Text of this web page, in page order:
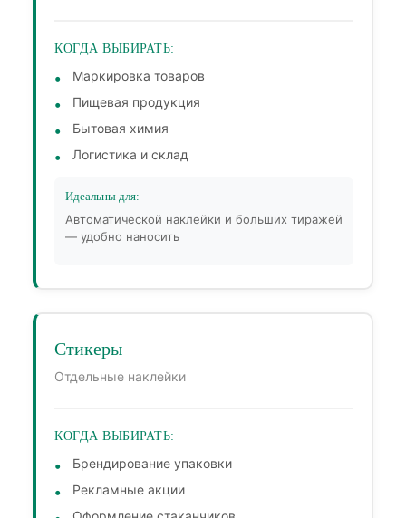
КОГДА ВЫБИРАТЬ:
Маркировка товаров
Пищевая продукция
Бытовая химия
Логистика и склад
Идеальны для:
Автоматической наклейки и больших тиражей
— удобно наносить
Стикеры
Отдельные наклейки
КОГДА ВЫБИРАТЬ:
Брендирование упаковки
Рекламные акции